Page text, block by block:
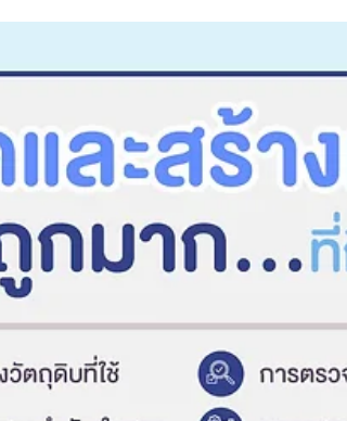
เม็ดฟู่ 5 สูตร 5 การบำรุง เริ่มสร้างแบรนด์วิตามินของคุณได้ง่
สะดวก และตอบโจทย์ไลฟ์สไตล์คนยุคใหม่ เราพร้อมพัฒนาไ
สินค้าให้ครบในแบรนด์เดียว 👇 🟠 MULTI BOOST — วิตามิน
รวม เติมพลังในทุกวัน💗 CLEAR BALANCE — สูตรดูแลสิว &
ผิว💙 BRAIN FOCUS — สูตรบำรุงสมองและความจำ💜
CALM — สูตรเพื่อการนอนหลับและผ่อนคลาย🟢 IMMUNE
ต่อยอดเป็นแบรนด์ได้ทันที ✔ พัฒนาสูตรโดยทีม R&D✔